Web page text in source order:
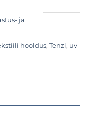
ja
hooldus, Tenzi, uv-